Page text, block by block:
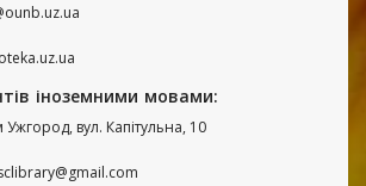
іноземними мовами:
Ужгород, вул. Капітульна, 10